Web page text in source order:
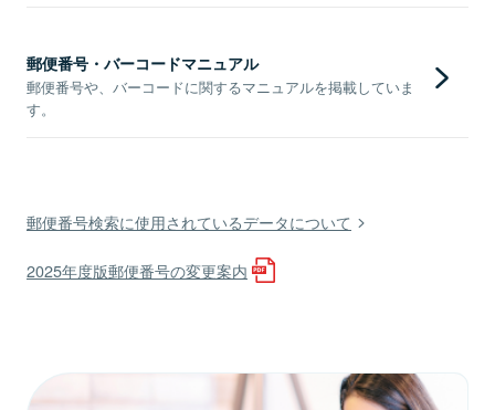
郵便番号・バーコードマニュアル
郵便番号や、バーコードに関するマニュアルを掲載していま
す。
郵便番号検索に使用されているデータについて
2025年度版郵便番号の変更案内